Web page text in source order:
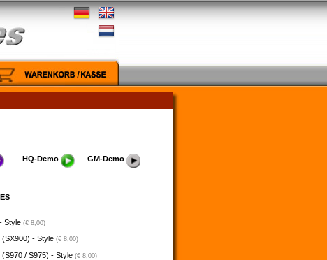
HQ-Demo GM-Demo
Style (€ 8,00)
(SX900) - Style (€ 8,00)
(S970 / S975) - Style (€ 8,00)